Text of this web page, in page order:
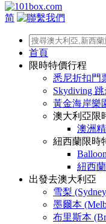
简
首頁
限時特價行程
悉尼折扣門
Skydiving 跳
黃金海岸樂
澳大利亞限
澳洲
紐西蘭限時
紐西
出發去澳大利亞
雪梨
墨爾本
布里斯本